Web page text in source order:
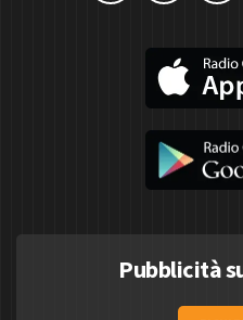
Pubblicità